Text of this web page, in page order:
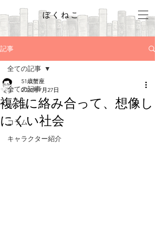
ぼくねこ
記事
全ての記事
マンガ
コラム
キャラクター紹介
全ての記事
複雑に絡み合って、想像し
にくい社会
51歳蟹座
2020年7月27日